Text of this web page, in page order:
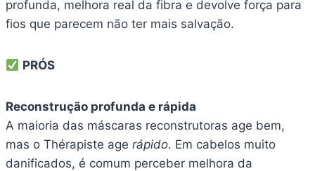
profunda, melhora real da fibra e devolve força para
fios que parecem não ter mais salvação.
PRÓS
Reconstrução profunda e rápida
A maioria das máscaras reconstrutoras age bem,
mas o Thérapiste age rápido. Em cabelos muito
danificados, é comum perceber melhora da